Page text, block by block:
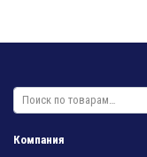
Искать:
Компания